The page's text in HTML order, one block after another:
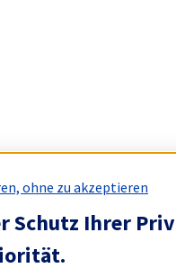
ohne zu akzeptieren
Schutz Ihrer